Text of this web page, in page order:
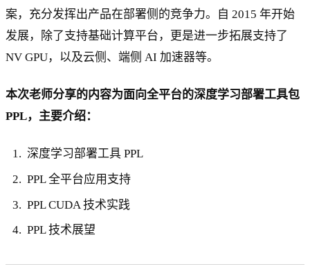
案，充分发挥出产品在部署侧的竞争力。自 2015 年开始
发展，除了支持基础计算平台，更是进一步拓展支持了
NV GPU，以及云侧、端侧 AI 加速器等。
本次老师分享的内容为面向全平台的深度学习部署工具包
PPL，主要介绍：
深度学习部署工具 PPL
PPL 全平台应用支持
PPL CUDA 技术实践
PPL 技术展望